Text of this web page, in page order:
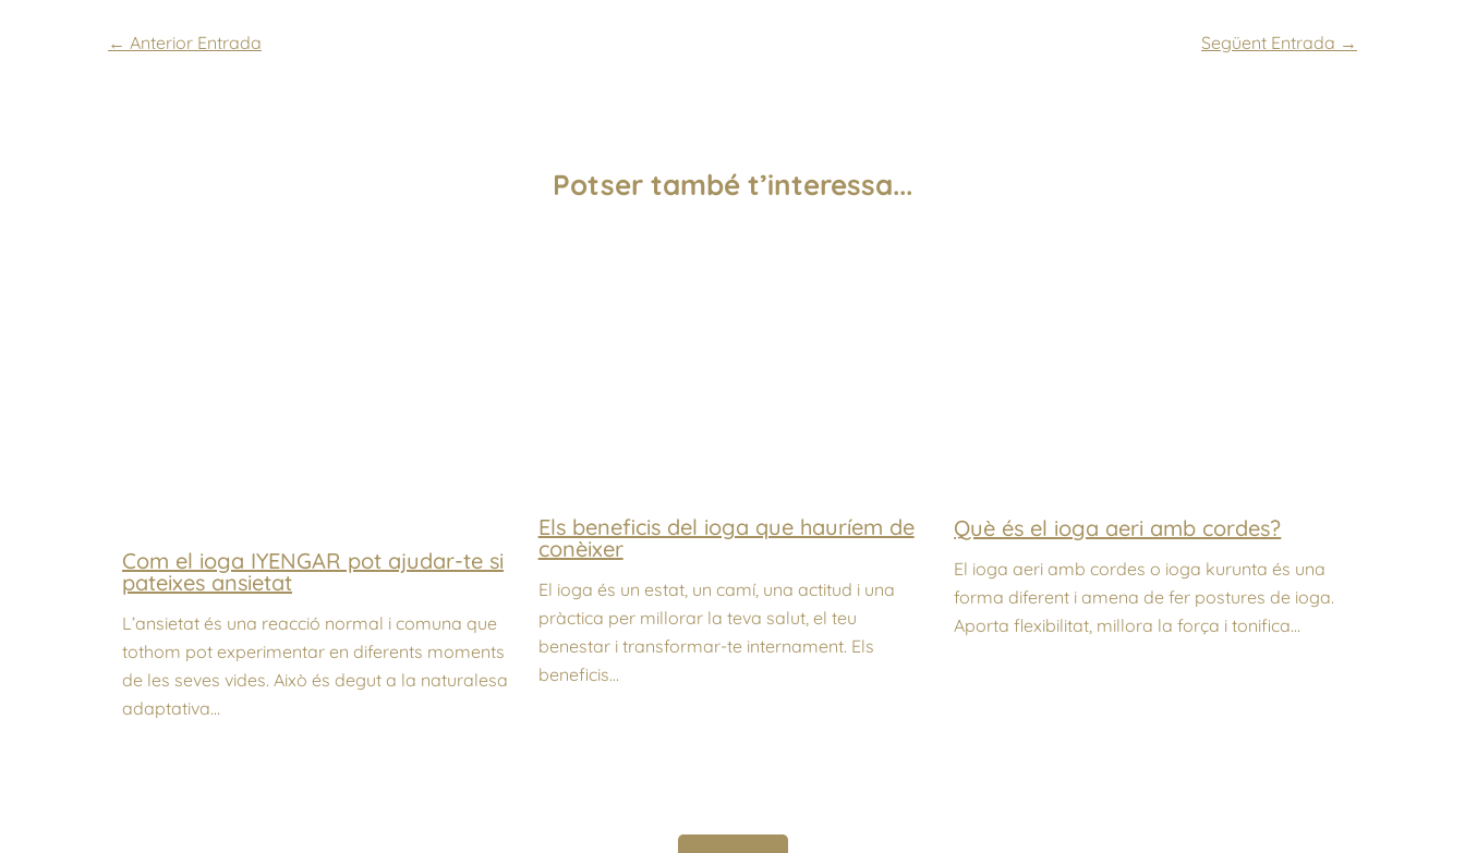
← Anterior Entrada Següent Entrada →
Potser també t’interessa...
Com el ioga IYENGAR pot ajudar-te si
pateixes ansietat
L’ansietat és una reacció normal i comuna que
tothom pot experimentar en diferents moments
de les seves vides. Això és degut a la naturalesa
adaptativa…
Els beneficis del ioga que hauríem de
conèixer
El ioga és un estat, un camí, una actitud i una
pràctica per millorar la teva salut, el teu
benestar i transformar-te internament. Els
beneficis…
Què és el ioga aeri amb cordes?
El ioga aeri amb cordes o ioga kurunta és una
forma diferent i amena de fer postures de ioga.
Aporta flexibilitat, millora la força i tonifica…